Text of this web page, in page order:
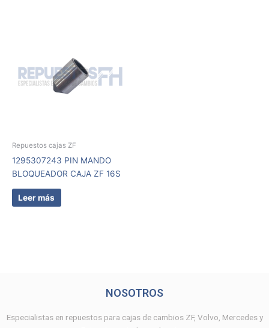
Repuestos cajas ZF
1295307243 PIN MANDO
BLOQUEADOR CAJA ZF 16S
Leer más
NOSOTROS
Especialistas en repuestos para cajas de cambios ZF, Volvo, Mercedes y